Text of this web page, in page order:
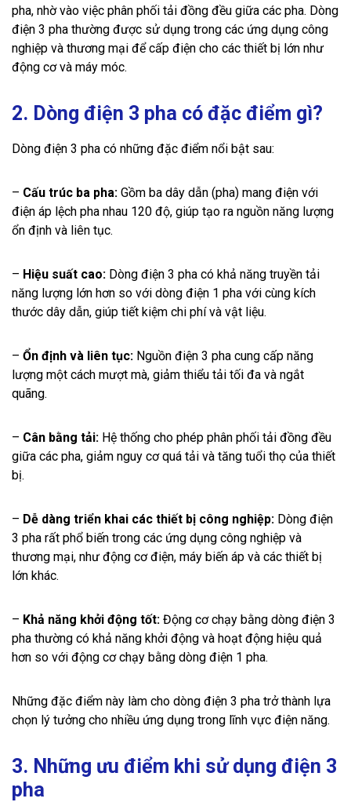
pha, nhờ vào việc phân phối tải đồng đều giữa các pha. Dòng
điện 3 pha thường được sử dụng trong các ứng dụng công
nghiệp và thương mại để cấp điện cho các thiết bị lớn như
động cơ và máy móc.
2. Dòng điện 3 pha có đặc điểm gì?
Dòng điện 3 pha có những đặc điểm nổi bật sau:
– Cấu trúc ba pha: Gồm ba dây dẫn (pha) mang điện với
điện áp lệch pha nhau 120 độ, giúp tạo ra nguồn năng lượng
ổn định và liên tục.
– Hiệu suất cao: Dòng điện 3 pha có khả năng truyền tải
năng lượng lớn hơn so với dòng điện 1 pha với cùng kích
thước dây dẫn, giúp tiết kiệm chi phí và vật liệu.
– Ổn định và liên tục: Nguồn điện 3 pha cung cấp năng
lượng một cách mượt mà, giảm thiểu tải tối đa và ngắt
quãng.
– Cân bằng tải: Hệ thống cho phép phân phối tải đồng đều
giữa các pha, giảm nguy cơ quá tải và tăng tuổi thọ của thiết
bị.
– Dễ dàng triển khai các thiết bị công nghiệp: Dòng điện
3 pha rất phổ biến trong các ứng dụng công nghiệp và
thương mại, như động cơ điện, máy biến áp và các thiết bị
lớn khác.
– Khả năng khởi động tốt: Động cơ chạy bằng dòng điện 3
pha thường có khả năng khởi động và hoạt động hiệu quả
hơn so với động cơ chạy bằng dòng điện 1 pha.
Những đặc điểm này làm cho dòng điện 3 pha trở thành lựa
chọn lý tưởng cho nhiều ứng dụng trong lĩnh vực điện năng.
3. Những ưu điểm khi sử dụng điện 3
pha